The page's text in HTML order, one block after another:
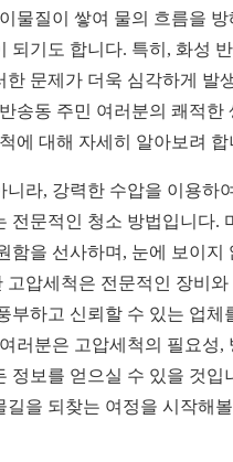
물질이 쌓여 물의 흐름을 방
되기도 합니다. 특히, 화성
문제가 더욱 심각하게 발
송동 주민 여러분의 쾌적한
에 대해 자세히 알아보려 합
라, 강력한 수압을 이용하
전문적인 청소 방법입니다.
함을 선사하며, 눈에 보이지
압세척은 전문적인 장비와
부하고 신뢰할 수 있는 업체
러분은 고압세척의 필요성,
정보를 얻으실 수 있을 것입
을 되찾는 여정을 시작해